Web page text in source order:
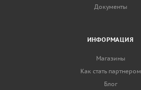
Документы
ИНФОРМАЦИЯ
Магазины
Как стать партнером
Блог